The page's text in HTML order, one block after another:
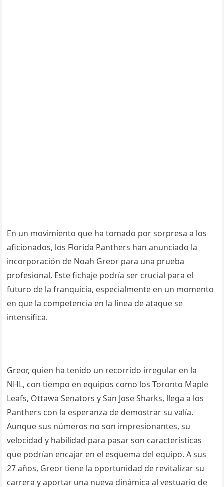
En un movimiento que ha tomado por sorpresa a los
aficionados, los Florida Panthers han anunciado la
incorporación de Noah Greor para una prueba
profesional. Este fichaje podría ser crucial para el
futuro de la franquicia, especialmente en un momento
en que la competencia en la línea de ataque se
intensifica.
Greor, quien ha tenido un recorrido irregular en la
NHL, con tiempo en equipos como los Toronto Maple
Leafs, Ottawa Senators y San Jose Sharks, llega a los
Panthers con la esperanza de demostrar su valía.
Aunque sus números no son impresionantes, su
velocidad y habilidad para pasar son características
que podrían encajar en el esquema del equipo. A sus
27 años, Greor tiene la oportunidad de revitalizar su
carrera y aportar una nueva dinámica al vestuario de